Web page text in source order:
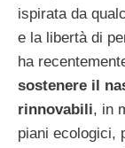
ispirata da
e la libertà di
ha
sostenere il
rinnovabili, in
piani ecologici,